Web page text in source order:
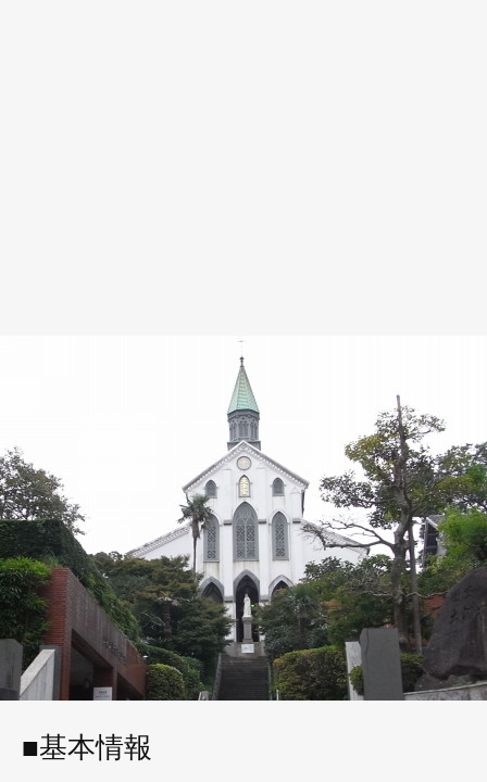
■基本情報